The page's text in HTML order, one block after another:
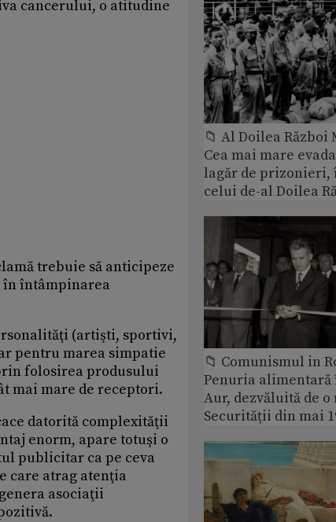
cancerului, o atitudine
trebuie să anticipeze
în întâmpinarea
(artişti, sportivi,
pentru marea simpatie
folosirea produsului
mai mare de receptori.
datorită complexităţii
enorm, apare totuşi o
publicitar ca pe ceva
care atrag atenţia
asociaţii
📁 Al Doilea Război
Cea mai mare
lagăr de prizonieri,
celui de-al Doilea
📁 Comunismul in
Penuria alimentară
Aur, dezvăluită de o
Securității din mai